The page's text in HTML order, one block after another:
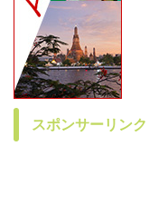
スポンサーリンク